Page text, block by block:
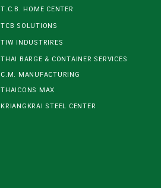
T.C.B. HOME CENTER
TCB SOLUTIONS
TIW INDUSTRIRES
THAI BARGE & CONTAINER SERVICES
C.M. MANUFACTURING
THAICONS MAX
KRIANGKRAI STEEL CENTER